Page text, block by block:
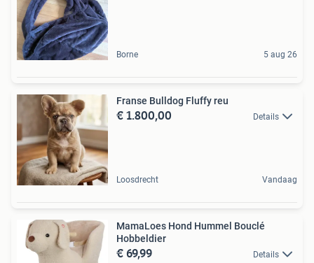
Borne 5 aug 26
Franse Bulldog Fluffy reu
€ 1.800,00 Details
Loosdrecht Vandaag
MamaLoes Hond Hummel Bouclé
Hobbeldier
€ 69,99 Details